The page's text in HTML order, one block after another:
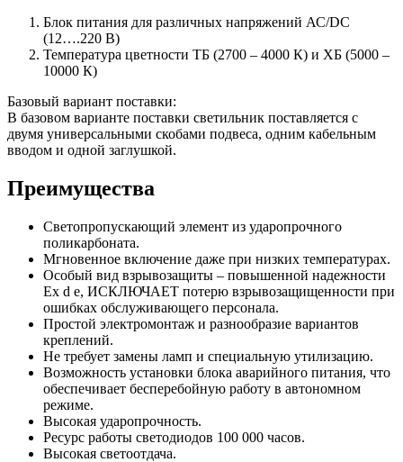
Блок питания для различных напряжений АС/DC
(12….220 В)
Температура цветности ТБ (2700 – 4000 К) и ХБ (5000 –
10000 К)
Базовый вариант поставки:
В базовом варианте поставки светильник поставляется с
двумя универсальными скобами подвеса, одним кабельным
вводом и одной заглушкой.
Преимущества
Светопропускающий элемент из ударопрочного
поликарбоната.
Мгновенное включение даже при низких температурах.
Особый вид взрывозащиты – повышенной надежности
Ех d e, ИСКЛЮЧАЕТ потерю взрывозащищенности при
ошибках обслуживающего персонала.
Простой электромонтаж и разнообразие вариантов
креплений.
Не требует замены ламп и специальную утилизацию.
Возможность установки блока аварийного питания, что
обеспечивает бесперебойную работу в автономном
режиме.
Высокая ударопрочность.
Ресурс работы светодиодов 100 000 часов.
Высокая светоотдача.